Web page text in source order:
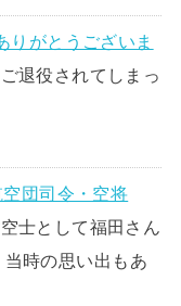
りがとうございま
退役されてしまっ
団司令・空将
空士として福田さん
時の思い出もあ